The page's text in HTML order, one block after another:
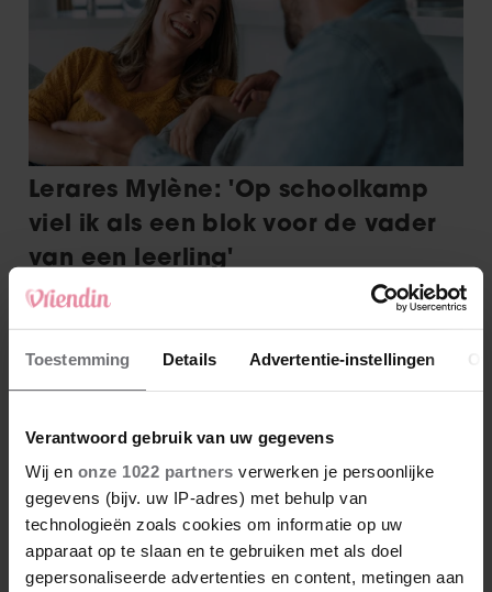
Toestemming Details Advertentie-instellingen
Verantwoord gebruik van uw gegevens
Wij en onze 1022 partners verwerken je persoonlijke
gegevens (bijv. uw IP-adres) met behulp van
technologieën zoals cookies om informatie op uw
apparaat op te slaan en te gebruiken met als doel
gepersonaliseerde advertenties en content, metingen aan